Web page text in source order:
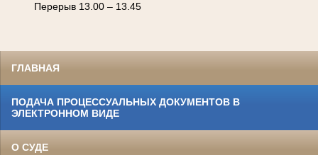
Перерыв 13.00 – 13.45
ГЛАВНАЯ
ПОДАЧА ПРОЦЕССУАЛЬНЫХ ДОКУМЕНТОВ В
ЭЛЕКТРОННОМ ВИДЕ
О СУДЕ